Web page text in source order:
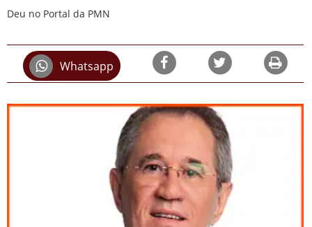
Deu no Portal da PMN
Whatsapp